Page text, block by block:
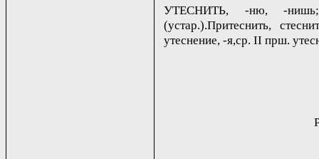
УТЕСНИТЬ, -ню, -
(устар.).Притеснить,
утеснение, -я,ср. II прш.